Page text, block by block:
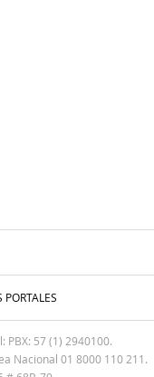
PBX: 57 (1) 2940100.
Nacional 01 8000 110 211.